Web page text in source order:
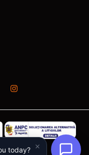
© 2026
today?